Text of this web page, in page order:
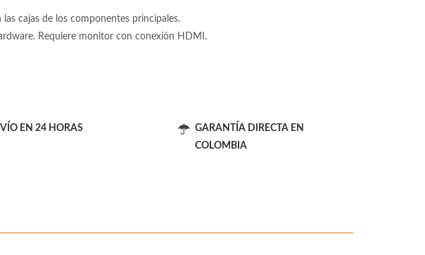
cajas de los componentes principales.
Requiere monitor con conexión HDMI.
EN 24 HORAS
GARANTÍA DIRECTA EN
COLOMBIA